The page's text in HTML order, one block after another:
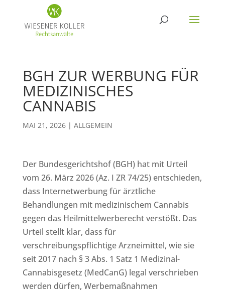
BGH ZUR WERBUNG FÜR
MEDIZINISCHES
CANNABIS
MAI 21, 2026| ALLGEMEIN
Der Bundesgerichtshof (BGH) hat mit Urteil
vom 26. März 2026 (Az. I ZR 74/25) entschieden,
dass Internetwerbung für ärztliche
Behandlungen mit medizinischem Cannabis
gegen das Heilmittelwerberecht verstößt. Das
Urteil stellt klar, dass für
verschreibungspflichtige Arzneimittel, wie sie
seit 2017 nach § 3 Abs. 1 Satz 1 Medizinal-
Cannabisgesetz (MedCanG) legal verschrieben
werden dürfen, Werbemaßnahmen